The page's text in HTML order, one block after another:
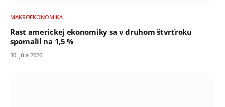
MAKROEKONOMIKA
Rast americkej ekonomiky sa v druhom štvrťroku
spomalil na 1,5 %
30. júla 2026